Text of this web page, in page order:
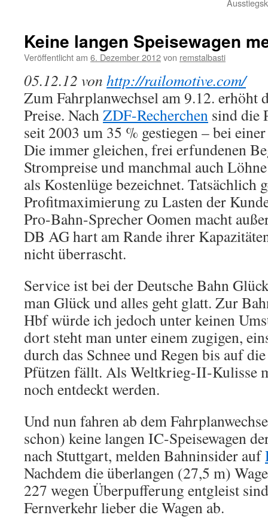
Keine langen Speisewagen
Veröffentlicht am 6. Dezember 2012von remstalbasti
05.12.12 von http://railomotive.com/
Zum Fahrplanwechsel am 9.12. erhöht
Preise. NachZDF-Recherchen sind die
seit 2003 um 35 % gestiegen – bei
Die immer gleichen, frei erfundenen
Strompreise und manchmal auch
als Kostenlüge bezeichnet. Tatsächlich
Profitmaximierung zu Lasten der
Pro-Bahn-Sprecher Oomen macht
DB AG hart am Rande ihrer
nicht überrascht.
Service ist bei der Deutsche Bahn
man Glück und alles geht glatt. Zur
Hbf würde ich jedoch unter keinen
dort steht man unter einem zugigen,
durch das Schnee und Regen bis auf
Pfützen fällt. Als Weltkrieg-II-Kulisse
noch entdeckt werden.
Und nun fahren ab dem
schon) keine langen IC-Speisewagen
nach Stuttgart, melden Bahninsider auf
Nachdem die überlangen (27,5 m)
227 wegen Überpufferung entgleist
Fernverkehr lieber die Wagen ab.